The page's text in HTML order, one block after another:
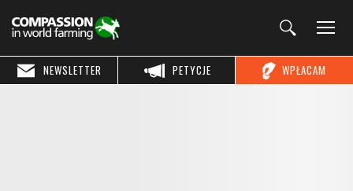
WPŁACAM
PETYCJE
NEWSLETTER